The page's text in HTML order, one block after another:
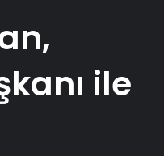
ile